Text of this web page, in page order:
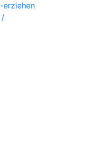
erziehen
/